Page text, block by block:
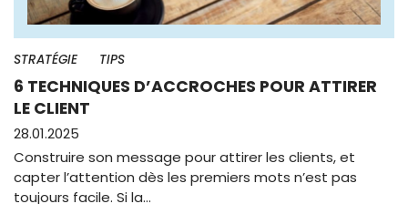
STRATÉGIE TIPS
6 TECHNIQUES D’ACCROCHES POUR ATTIRER
LE CLIENT
28.01.2025
Construire son message pour attirer les clients, et
capter l’attention dès les premiers mots n’est pas
toujours facile. Si la…